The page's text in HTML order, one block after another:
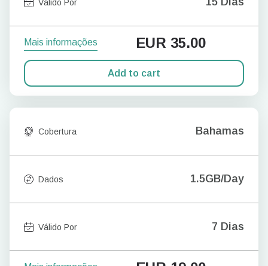
Válido Por
Mais informações EUR 35.00
Add to cart
Cobertura Bahamas
Dados 1.5GB/Day
Válido Por 7 Dias